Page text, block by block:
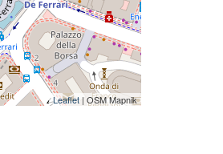
Leaflet | OSM Mapnik